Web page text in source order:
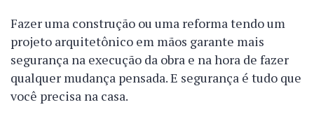
Fazer uma construção ou uma reforma tendo um
projeto arquitetônico em mãos garante mais
segurança na execução da obra e na hora de fazer
qualquer mudança pensada. E segurança é tudo que
você precisa na casa.